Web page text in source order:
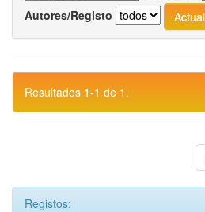
Autores/Registo
Resultados 1-1 de 1.
Registos: